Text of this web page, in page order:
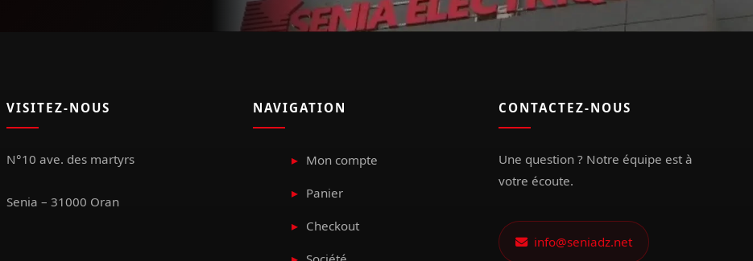
VISITEZ-NOUS
N°10 ave. des martyrs
Senia – 31000 Oran
NAVIGATION
Mon compte
Panier
Checkout
CONTACTEZ-NOUS
Une question ? Notre équipe est à
votre écoute.
info@seniadz.net